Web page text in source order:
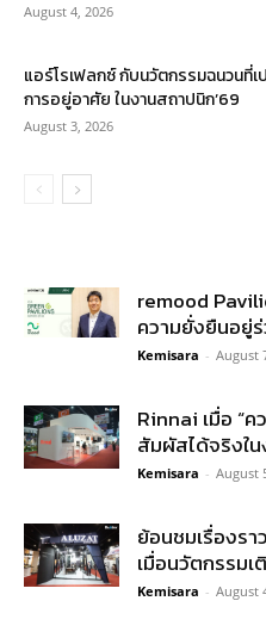
August 4, 2026
แอร์โรเฟลกซ์ กับนวัตกรรมฉนวนที่
การอยู่อาศัย ในงานสถาปนิก’69
August 3, 2026
remood
ความยั่งยืนอยู่
Kemisara - August
Rinnai เมื่อ “
สัมผัสได้จริงใ
Kemisara - August
ย้อนชมเรื่องร
เมื่อนวัตกรรมเ
Kemisara - August